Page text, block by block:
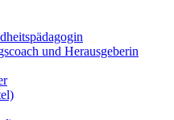
und Herausgeberin